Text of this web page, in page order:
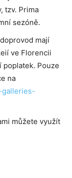
tzv. Prima
sezóně.
mají
ve Florencii
poplatek. Pouze
na
můžete využít